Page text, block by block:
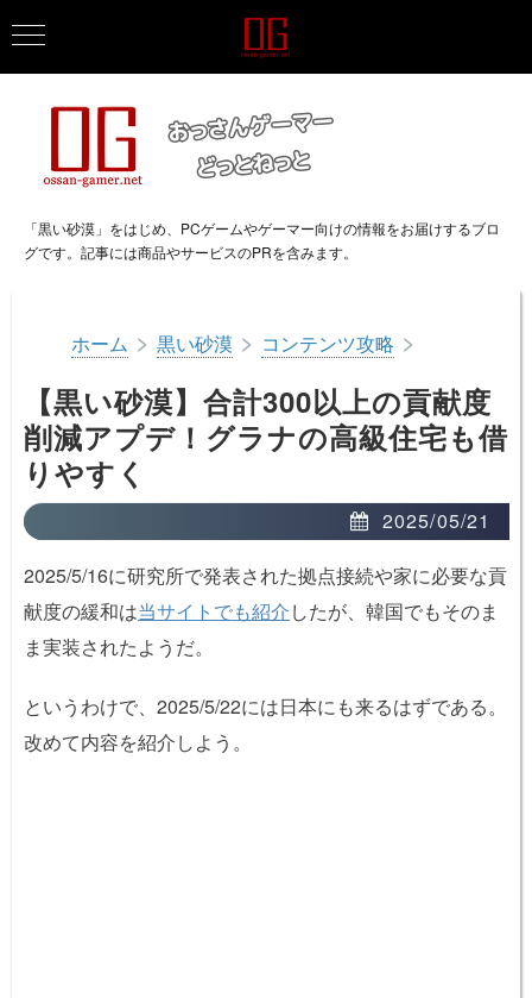
「黒い砂漠」をはじめ、PCゲームやゲーマー向けの情報をお届けするブロ
グです。記事には商品やサービスのPRを含みます。
ホーム > 黒い砂漠 > コンテンツ攻略 >
【黒い砂漠】合計300以上の貢献度
削減アプデ！グラナの高級住宅も借
りやすく
2025/05/21
2025/5/16に研究所で発表された拠点接続や家に必要な貢
献度の緩和は当サイトでも紹介したが、韓国でもそのま
ま実装されたようだ。
というわけで、2025/5/22には日本にも来るはずである。
改めて内容を紹介しよう。